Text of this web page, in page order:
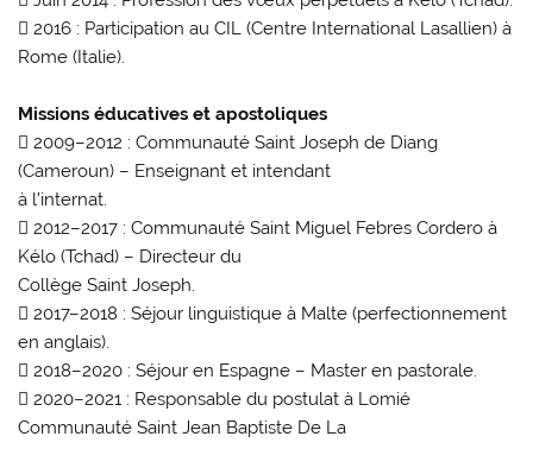
 2016 : Participation au CIL (Centre International Lasallien) à
Rome (Italie).
Missions éducatives et apostoliques
 2009–2012 : Communauté Saint Joseph de Diang
(Cameroun) – Enseignant et intendant
à l’internat.
 2012–2017 : Communauté Saint Miguel Febres Cordero à
Kélo (Tchad) – Directeur du
Collège Saint Joseph.
 2017–2018 : Séjour linguistique à Malte (perfectionnement
en anglais).
 2018–2020 : Séjour en Espagne – Master en pastorale.
 2020–2021 : Responsable du postulat à Lomié
Communauté Saint Jean Baptiste De La